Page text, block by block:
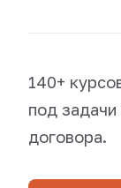
140+
под
договора.